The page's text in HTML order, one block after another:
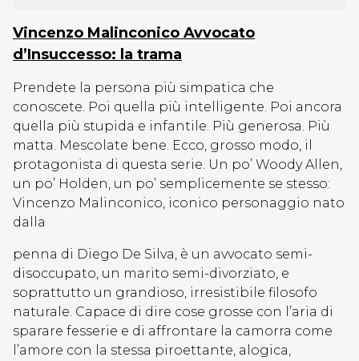
Vincenzo Malinconico Avvocato
d’Insuccesso: la trama
Prendete la persona più simpatica che
conoscete. Poi quella più intelligente. Poi ancora
quella più stupida e infantile. Più generosa. Più
matta. Mescolate bene. Ecco, grosso modo, il
protagonista di questa serie. Un po’ Woody Allen,
un po’ Holden, un po’ semplicemente se stesso:
Vincenzo Malinconico, iconico personaggio nato
dalla
penna di Diego De Silva, è un avvocato semi-
disoccupato, un marito semi-divorziato, e
soprattutto un grandioso, irresistibile filosofo
naturale. Capace di dire cose grosse con l’aria di
sparare fesserie e di affrontare la camorra come
l’amore con la stessa piroettante, alogica,